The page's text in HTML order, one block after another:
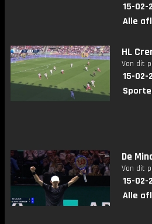
15-02-
Alle
HL
Van dit
15-02-
De
Van dit
15-02-
Alle